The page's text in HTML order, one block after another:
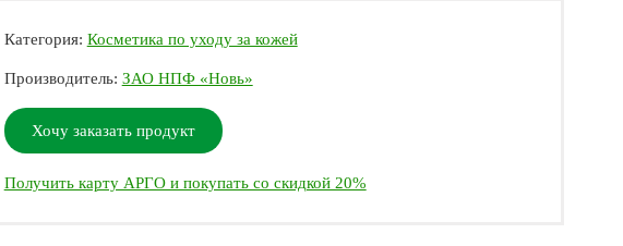
Категория: Косметика по уходу за кожей
Производитель: ЗАО НПФ «Новь»
Хочу заказать продукт
Получить карту АРГО и покупать со скидкой 20%